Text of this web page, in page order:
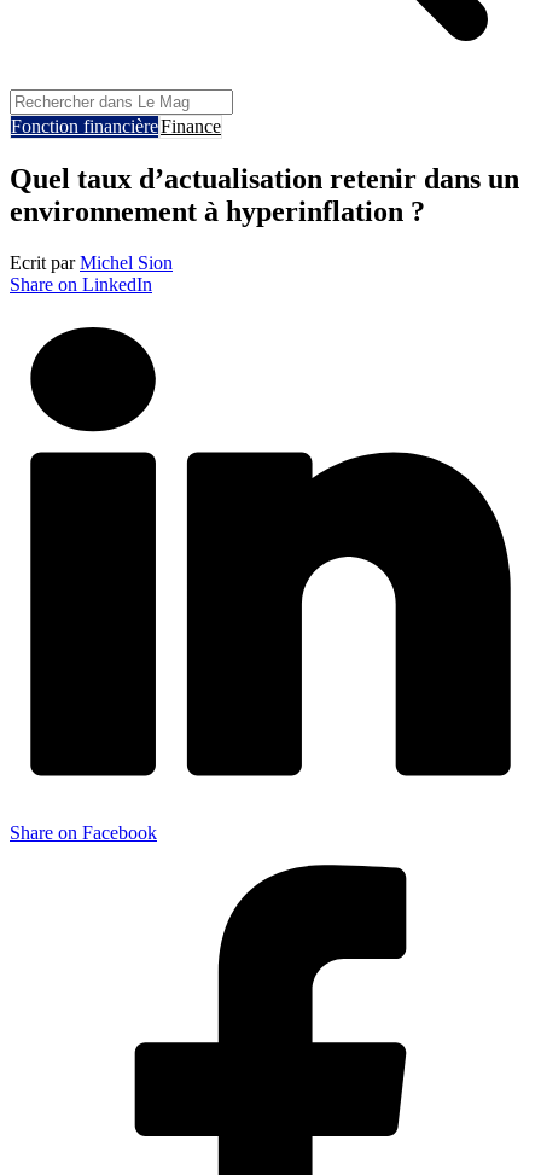
Fonction financièreFinance
Quel taux d’actualisation retenir dans un
environnement à hyperinflation ?
Ecrit parMichel Sion
Share on LinkedIn
Share on Facebook